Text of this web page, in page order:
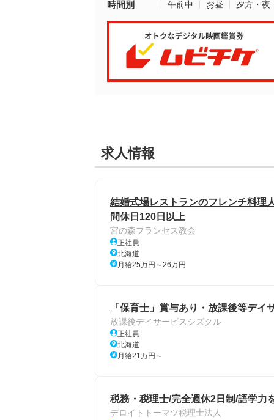
時間別 午前中 お昼 夕方・夜
求人情報
結婚式場レストランのフレンチ料理
間休日120日以上
宮の森フランセス教会
正社員
北海道
月給25万円～26万円
「保育士」賞与あり・放課後等デイ
放課後デイサービスシズクル
正社員
北海道
月給21万円～
税務・税理士/完全週休2日制/語学力
デロイトトーマツ税理士法人